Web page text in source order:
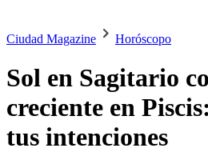
Ciudad Magazine Horóscopo
Sol en Sagitario
creciente en
tus intenciones